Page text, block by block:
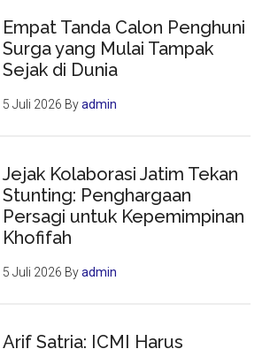
Empat Tanda Calon Penghuni
Surga yang Mulai Tampak
Sejak di Dunia
5 Juli 2026 Byadmin
Jejak Kolaborasi Jatim Tekan
Stunting: Penghargaan
Persagi untuk Kepemimpinan
Khofifah
5 Juli 2026 Byadmin
Arif Satria: ICMI Harus